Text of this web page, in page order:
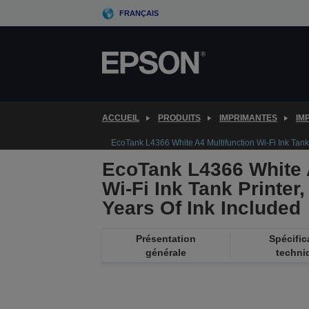
to
FRANÇAIS
ACCUEIL PRODUITS IMPRIMANTES
EcoTank L4366 White A4 Multifunction Wi-Fi Ink
EcoTank L4366
Wi-Fi Ink Tank
Years Of Ink Included
Présentation
générale